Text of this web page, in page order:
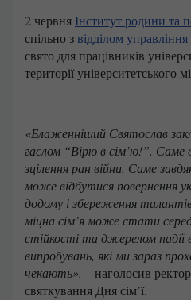
2 червня Інститут родини та
спільно звідділом
свято для працівників
території університетського
«Блаженніший Святослав
гаслом “Вірю в сім’ю!”. Саме
зцілення ран війни. Саме
може відбутися повернення
додому і збереження
міцна сім’я може стати
стійкості та джерелом надії
випробувань, які ми зараз
чекають», –наголосив
святкування Дня сім’ї.